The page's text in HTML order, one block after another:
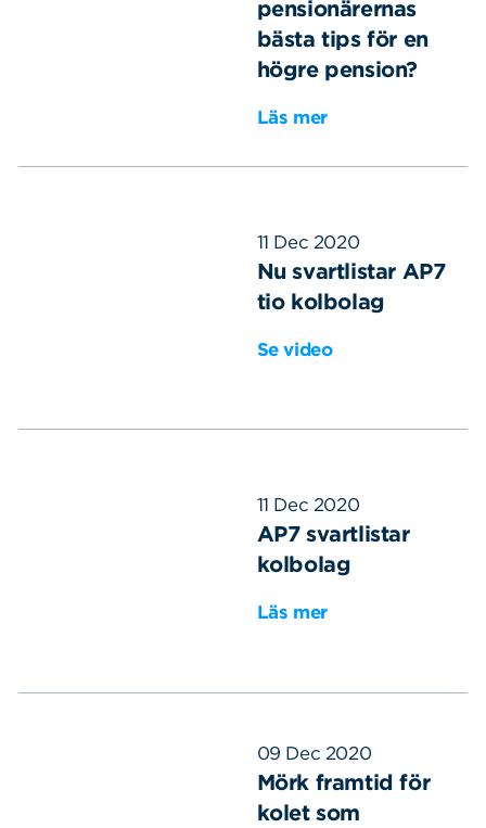
pensionärernas
bästa tips för en
högre pension?
Läs mer
11 Dec 2020
Nu svartlistar AP7
tio kolbolag
Se video
11 Dec 2020
AP7 svartlistar
kolbolag
Läs mer
09 Dec 2020
Mörk framtid för
kolet som